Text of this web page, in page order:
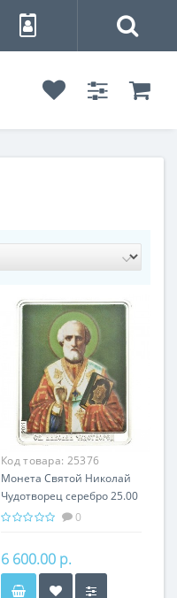
Код товара: 25376
Монета Святой Николай
Чудотворец серебро 25.00
гр - подарок икона имени
0
6 600.00 р.